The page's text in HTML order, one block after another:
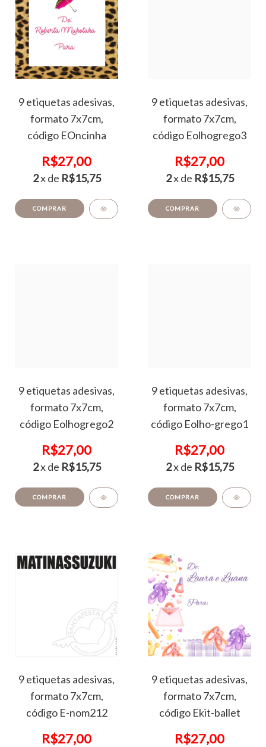
9 etiquetas adesivas,
formato 7x7cm,
código EOncinha
R$27,00
2x de R$15,75
COMPRAR
9 etiquetas adesivas,
formato 7x7cm,
código Eolhogrego3
R$27,00
2x de R$15,75
COMPRAR
9 etiquetas adesivas,
formato 7x7cm,
código Eolhogrego2
R$27,00
2x de R$15,75
COMPRAR
9 etiquetas adesivas,
formato 7x7cm,
código Eolho-grego1
R$27,00
2x de R$15,75
COMPRAR
9 etiquetas adesivas,
formato 7x7cm,
código E-nom212
R$27,00
9 etiquetas adesivas,
formato 7x7cm,
código Ekit-ballet
R$27,00